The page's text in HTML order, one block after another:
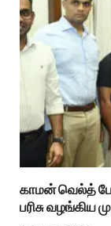
காமன் வெல்த்
பரிசு வழங்கிய